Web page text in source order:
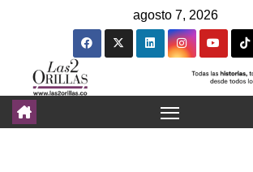
agosto 7, 2026